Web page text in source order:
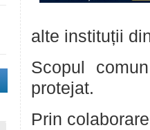
alte instituții
Scopul
protejat.
Prin